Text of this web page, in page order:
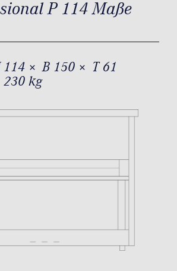
P 114 Maße
114 × B 150 × T 61
230 kg